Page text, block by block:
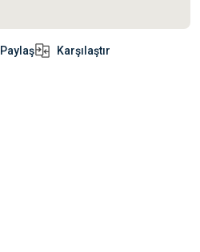
Paylaş Karşılaştır